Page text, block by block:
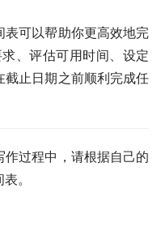
表可以帮助你更高效地完
、评估可用时间、设定
止日期之前顺利完成任
过程中，请根据自己的
。